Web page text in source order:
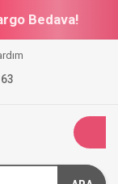
Bedava!